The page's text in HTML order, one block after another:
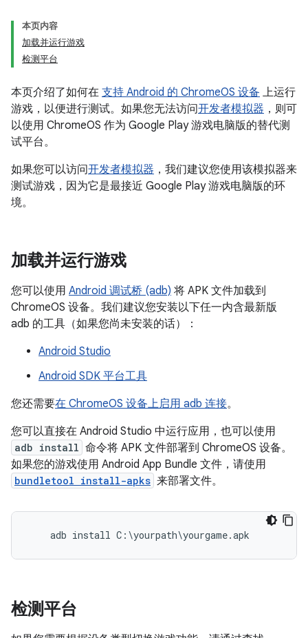
本页内容
加载并运行游戏
检测平台
本页介绍了如何在 支持 Android 的 ChromeOS 设备 上运行
游戏，以便进行测试。如果您无法访问开发者模拟器 ，则可
以使用 ChromeOS 作为 Google Play 游戏电脑版的替代测
试平台。
如果您可以访问开发者模拟器 ，我们建议您使用该模拟器来
测试游戏，因为它是最接近 Google Play 游戏电脑版的环
境。
加载并运行游戏
您可以使用 Android 调试桥 (adb) 将 APK 文件加载到
ChromeOS 设备。我们建议您安装以下任一内含最新版
adb 的工具（如果您尚未安装的话）：
Android Studio
Android SDK 平台工具
您还需要在 ChromeOS 设备上启用 adb 连接。
您可以直接在 Android Studio 中运行应用，也可以使用
adb install 命令将 APK 文件部署到 ChromeOS 设备。
如果您的游戏使用 Android App Bundle 文件，请使用
bundletool install-apks 来部署文件。
检测平台